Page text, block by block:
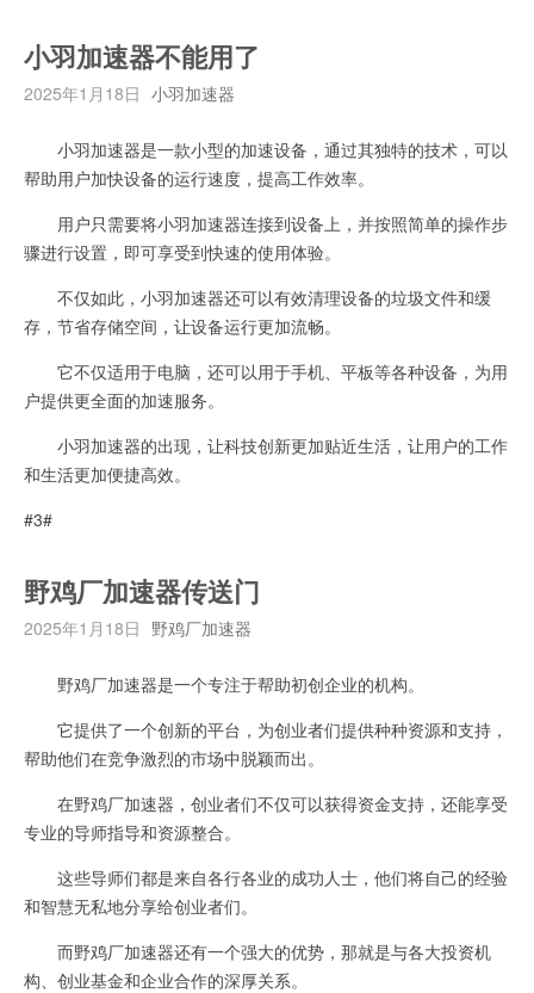
小羽加速器不能用了
2025年1月18日 小羽加速器
小羽加速器是一款小型的加速设备，通过其独特的技术，可以
帮助用户加快设备的运行速度，提高工作效率。
用户只需要将小羽加速器连接到设备上，并按照简单的操作步
骤进行设置，即可享受到快速的使用体验。
不仅如此，小羽加速器还可以有效清理设备的垃圾文件和缓
存，节省存储空间，让设备运行更加流畅。
它不仅适用于电脑，还可以用于手机、平板等各种设备，为用
户提供更全面的加速服务。
小羽加速器的出现，让科技创新更加贴近生活，让用户的工作
和生活更加便捷高效。
#3#
野鸡厂加速器传送门
2025年1月18日 野鸡厂加速器
野鸡厂加速器是一个专注于帮助初创企业的机构。
它提供了一个创新的平台，为创业者们提供种种资源和支持，
帮助他们在竞争激烈的市场中脱颖而出。
在野鸡厂加速器，创业者们不仅可以获得资金支持，还能享受
专业的导师指导和资源整合。
这些导师们都是来自各行各业的成功人士，他们将自己的经验
和智慧无私地分享给创业者们。
而野鸡厂加速器还有一个强大的优势，那就是与各大投资机
构、创业基金和企业合作的深厚关系。